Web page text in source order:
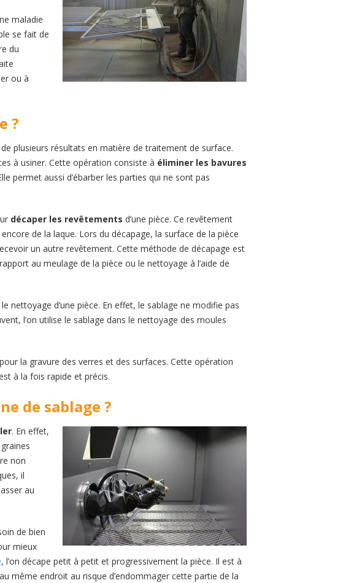
maladie
se fait de
du
ou à
?
plusieurs résultats en matière de traitement de surface.
à usiner. Cette opération consiste à éliminer les bavures
permet aussi d’ébarber les parties qui ne sont pas
décaper les revêtements d’une pièce. Ce revêtement
de la laque. Lors du décapage, la surface de la pièce
un autre revêtement. Cette méthode de décapage est
au meulage de la pièce ou le nettoyage à l’aide de
nettoyage d’une pièce. En effet, le sablage ne modifie pas
l’on utilise le sablage dans le nettoyage des moules
la gravure des verres et des surfaces. Cette opération
à la fois rapide et précis.
de sablage ?
. En effet,
non
il
au
de bien
mieux
, l’on décape petit à petit et progressivement la pièce. Il est à
même endroit au risque d’endommager cette partie de la